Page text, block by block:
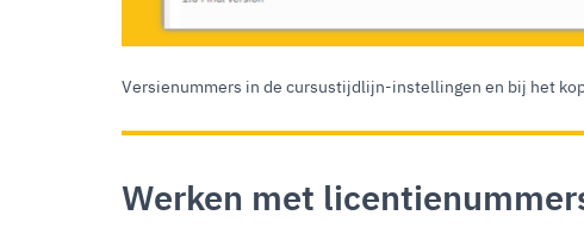
Versienummers in de cursustijdlijn-instellingen en bij het
Werken met